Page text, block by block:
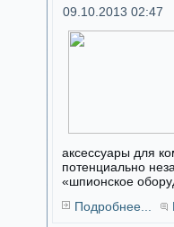
09.10.2013 02:47
аксессуары для
потенциально
«шпионское
Подробнее...